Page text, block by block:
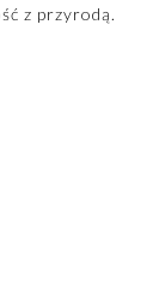
z przyrodą.